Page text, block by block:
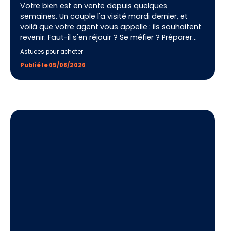
Votre bien est en vente depuis quelques
semaines. Un couple l'a visité mardi dernier, et
voilà que votre agent vous appelle : ils souhaitent
revenir. Faut-il s'en réjouir ? Se méfier ? Préparer
quelque chose de particulier ? La contre-visite est
l'un des signaux les plus forts d'un processus de
vente immobilière, et pourtant, beaucoup de
vendeurs ne savent pas comment l'interpréter ni
en offre d'achat.
Astuces pour acheter
Publié le 05/08/2026